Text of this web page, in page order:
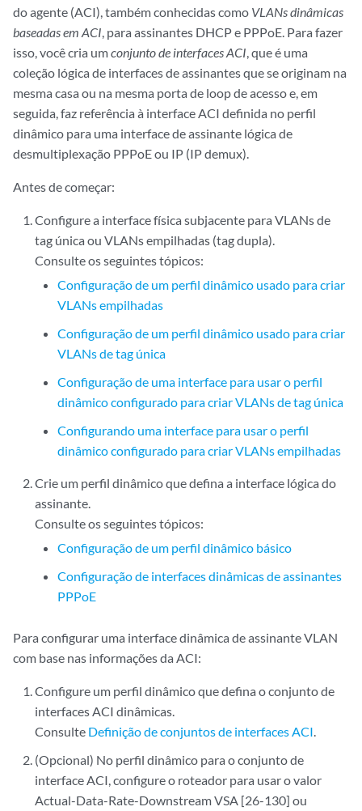
do agente (ACI), também conhecidas como VLANs dinâmicas
baseadas em ACI, para assinantes DHCP e PPPoE. Para fazer
isso, você cria umconjunto de interfaces ACI, que é uma
coleção lógica de interfaces de assinantes que se originam na
mesma casa ou na mesma porta de loop de acesso e, em
seguida, faz referência à interface ACI definida no perfil
dinâmico para uma interface de assinante lógica de
desmultiplexação PPPoE ou IP (IP demux).
Antes de começar:
Configure a interface física subjacente para VLANs de
tag única ou VLANs empilhadas (tag dupla).
Consulte os seguintes tópicos:
Configuração de um perfil dinâmico usado para criar
VLANs empilhadas
Configuração de um perfil dinâmico usado para criar
VLANs de tag única
Configuração de uma interface para usar o perfil
dinâmico configurado para criar VLANs de tag única
Configurando uma interface para usar o perfil
dinâmico configurado para criar VLANs empilhadas
Crie um perfil dinâmico que defina a interface lógica do
assinante.
Consulte os seguintes tópicos:
Configuração de um perfil dinâmico básico
Configuração de interfaces dinâmicas de assinantes
PPPoE
Para configurar uma interface dinâmica de assinante VLAN
com base nas informações da ACI:
Configure um perfil dinâmico que defina o conjunto de
interfaces ACI dinâmicas.
Consulte Definição de conjuntos de interfaces ACI.
(Opcional) No perfil dinâmico para o conjunto de
interface ACI, configure o roteador para usar o valor
Actual-Data-Rate-Downstream VSA [26-130] ou